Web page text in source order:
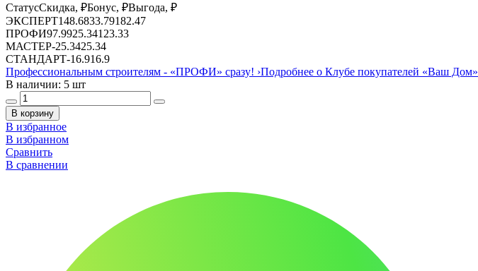
СтатусСкидка, ₽Бонус, ₽Выгода, ₽
ЭКСПЕРТ148.6833.79182.47
ПРОФИ97.9925.34123.33
МАСТЕР-25.3425.34
СТАНДАРТ-16.916.9
Профессиональным строителям - «ПРОФИ» сразу! ›Подробнее о Клубе покупателей «Ваш Дом»
В наличии: 5 шт
В корзину
В избранное
В избранном
Сравнить
В сравнении